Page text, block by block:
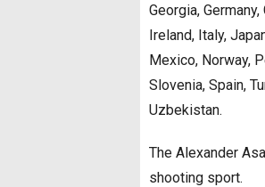
Georgia,
Ireland, Italy,
Mexico, Norway,
Slovenia, Spain,
Uzbekistan.
The Alexander
shooting sport.